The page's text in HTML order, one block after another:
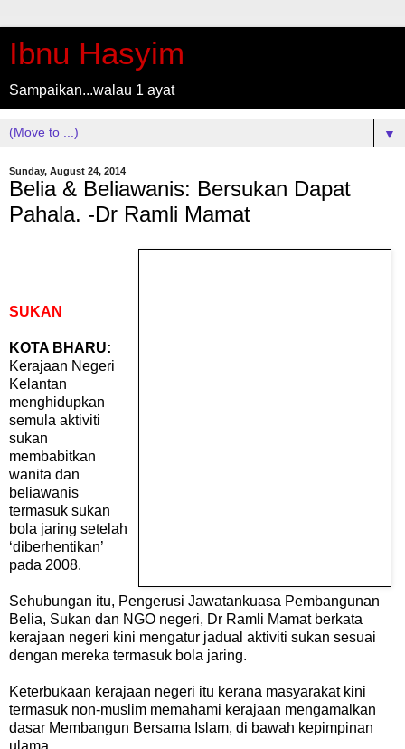
Ibnu Hasyim
Sampaikan...walau 1 ayat
▼
Sunday, August 24, 2014
Belia & Beliawanis: Bersukan Dapat
Pahala. -Dr Ramli Mamat
SUKAN
KOTA BHARU:
Kerajaan Negeri
Kelantan
menghidupkan
semula aktiviti
sukan
membabitkan
wanita dan
beliawanis
termasuk sukan
bola jaring setelah
‘diberhentikan’
pada 2008.
Sehubungan itu, Pengerusi Jawatankuasa Pembangunan
Belia, Sukan dan NGO negeri, Dr Ramli Mamat berkata
kerajaan negeri kini mengatur jadual aktiviti sukan sesuai
dengan mereka termasuk bola jaring.
Keterbukaan kerajaan negeri itu kerana masyarakat kini
termasuk non-muslim memahami kerajaan mengamalkan
dasar Membangun Bersama Islam, di bawah kepimpinan
ulama.